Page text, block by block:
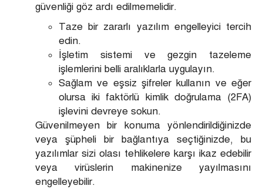
güvenliği göz ardı edilmemelidir.
Taze bir zararlı yazılım engelleyici tercih
edin.
İşletim sistemi ve gezgin tazeleme
işlemlerini belli aralıklarla uygulayın.
Sağlam ve eşsiz şifreler kullanın ve eğer
olursa iki faktörlü kimlik doğrulama (2FA)
işlevini devreye sokun.
Güvenilmeyen bir konuma yönlendirildiğinizde
veya şüpheli bir bağlantıya seçtiğinizde, bu
yazılımlar sizi olası tehlikelere karşı ikaz edebilir
veya virüslerin makinenize yayılmasını
engelleyebilir.